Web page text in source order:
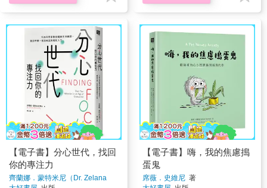
【電子書】分心世代，找回
你的專注力
齊蘭娜．蒙特米尼（Dr. Zelana
【電子書】嗨，我的焦慮搗
蛋鬼
席薇．史維尼 著